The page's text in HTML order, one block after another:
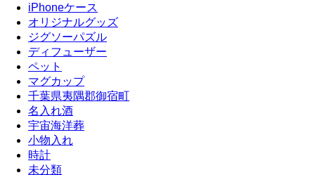
iPhoneケース
オリジナルグッズ
ジグソーパズル
ディフューザー
ペット
マグカップ
千葉県夷隅郡御宿町
名入れ酒
宇宙海洋葬
小物入れ
時計
未分類